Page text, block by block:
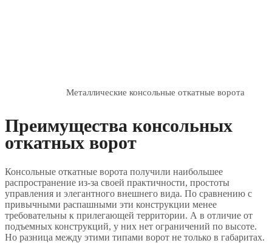
Металлические консольные откатные ворота
Преимущества консольных
откатных ворот
Консольные откатные ворота получили наибольшее
распространение из-за своей практичности, простоты
управления и элегантного внешнего вида. По сравнению с
привычными распашными эти конструкции менее
требовательны к прилегающей территории. А в отличие от
подъемных конструкций, у них нет ограничений по высоте.
Но разница между этими типами ворот не только в габаритах.